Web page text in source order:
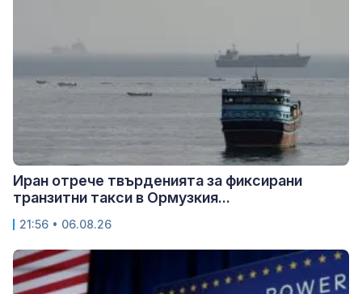
Иран отрече твърденията за фиксирани
транзитни такси в Ормузкия...
21:56 • 06.08.26